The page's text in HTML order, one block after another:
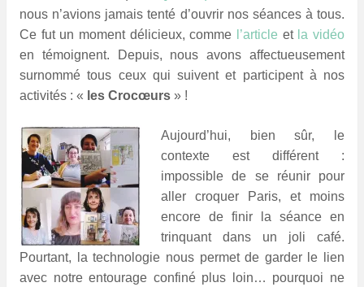
nous n’avions jamais tenté d’ouvrir nos séances à tous.
Ce fut un moment délicieux, comme
l’article et la vidéo
en témoignent. Depuis, nous avons affectueusement
surnommé tous ceux qui suivent et participent à nos
activités : « les Crocœurs » !
Aujourd’hui, bien sûr, le
contexte est différent :
impossible de se réunir pour
aller croquer Paris, et moins
encore de finir la séance en
trinquant dans un joli café.
Pourtant, la technologie nous permet de garder le lien
avec notre entourage confiné plus loin… pourquoi ne